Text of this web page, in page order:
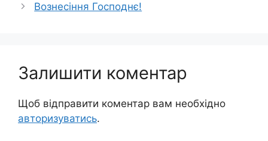
Вознесіння Господнє!
Залишити коментар
Щоб відправити коментар вам необхідно
авторизуватись.